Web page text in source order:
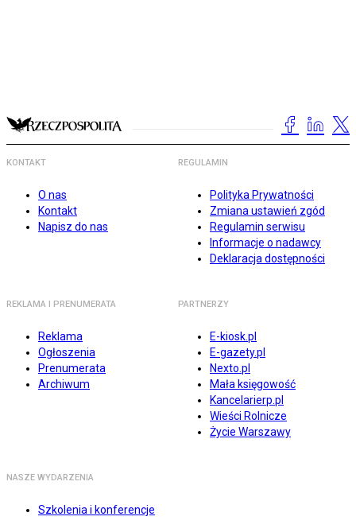
KONTAKT
O nas
Kontakt
Napisz do nas
REGULAMIN
Polityka Prywatności
Zmiana ustawień zgód
Regulamin serwisu
Informacje o nadawcy
Deklaracja dostępności
REKLAMA I PRENUMERATA
Reklama
Ogłoszenia
Prenumerata
Archiwum
PARTNERZY
E-kiosk.pl
E-gazety.pl
Nexto.pl
Mała księgowość
Kancelarierp.pl
Wieści Rolnicze
Życie Warszawy
NASZE WYDARZENIA
Szkolenia i konferencje